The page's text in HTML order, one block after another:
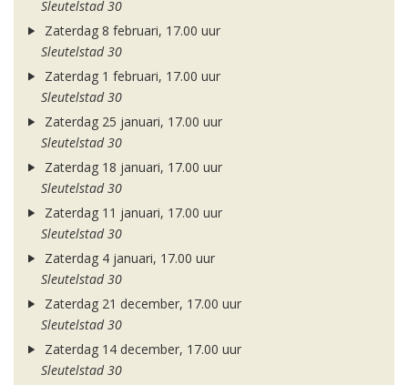
Sleutelstad 30
Zaterdag 8 februari, 17.00 uur
Sleutelstad 30
Zaterdag 1 februari, 17.00 uur
Sleutelstad 30
Zaterdag 25 januari, 17.00 uur
Sleutelstad 30
Zaterdag 18 januari, 17.00 uur
Sleutelstad 30
Zaterdag 11 januari, 17.00 uur
Sleutelstad 30
Zaterdag 4 januari, 17.00 uur
Sleutelstad 30
Zaterdag 21 december, 17.00 uur
Sleutelstad 30
Zaterdag 14 december, 17.00 uur
Sleutelstad 30